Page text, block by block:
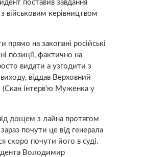
поставив завдання
військовим керівництвом
прямо на закопані російські
позиції, фактично на
видати а узгодити з
віддав Верховний
інтерв’ю Муженка у
дощем з лайна протягом
почути це від генерала
скоро почути його в суді.
Володимир